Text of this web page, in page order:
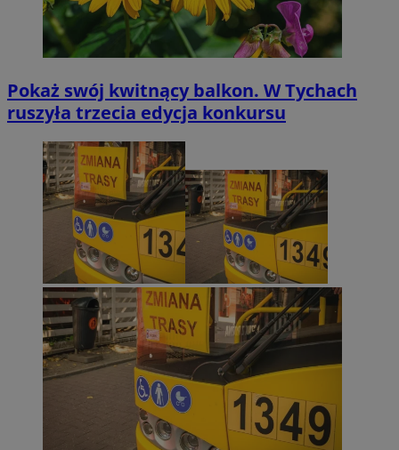
Pokaż swój kwitnący balkon. W Tychach
ruszyła trzecia edycja konkursu